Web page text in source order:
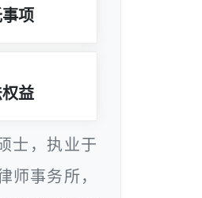
项
益
士，执业于
师事务所，